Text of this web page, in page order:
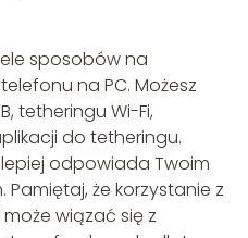
sposobów na
na PC. Możesz
tetheringu Wi-Fi,
do tetheringu.
odpowiada Twoim
że korzystanie z
wiązać się z